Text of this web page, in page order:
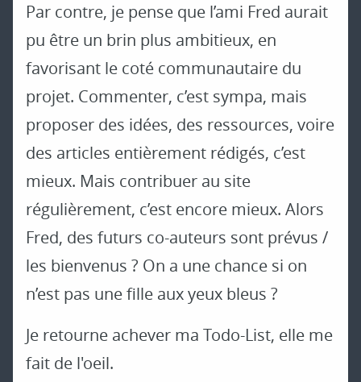
Par contre, je pense que l’ami Fred aurait
pu être un brin plus ambitieux, en
favorisant le coté communautaire du
projet. Commenter, c’est sympa, mais
proposer des idées, des ressources, voire
des articles entièrement rédigés, c’est
mieux. Mais contribuer au site
régulièrement, c’est encore mieux. Alors
Fred, des futurs co-auteurs sont prévus /
les bienvenus ? On a une chance si on
n’est pas une fille aux yeux bleus ?
Je retourne achever ma Todo-List, elle me
fait de l'oeil.